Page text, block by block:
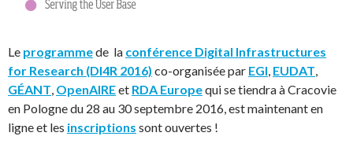
Le programmede la conférence Digital Infrastructures
for Research (DI4R 2016) co-organisée par EGI, EUDAT,
GÉANT, OpenAIREet RDA Europequi se tiendra à Cracovie
en Pologne du 28 au 30 septembre 2016, est maintenant en
ligne et les inscriptions sont ouvertes !